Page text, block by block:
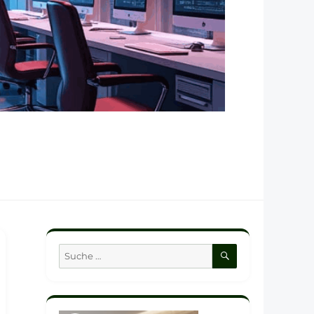
Suche
nach:
SUCHEN